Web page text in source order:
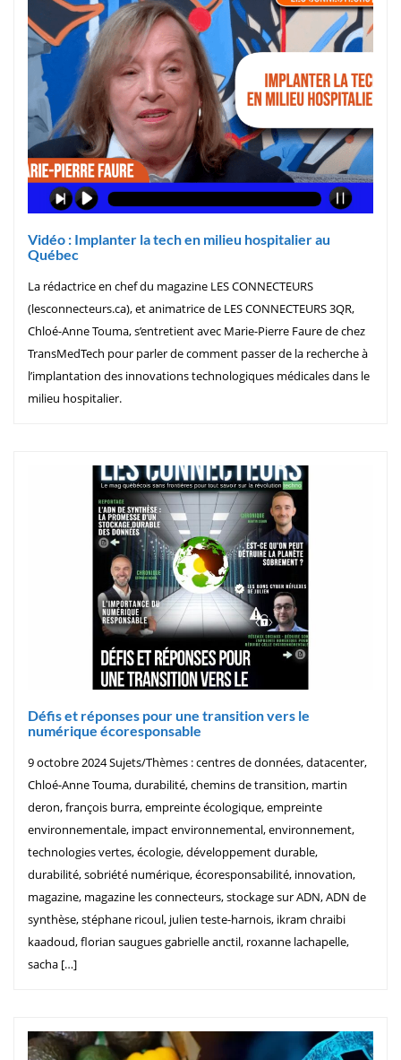
Vidéo : Implanter la tech en milieu hospitalier au
Québec
La rédactrice en chef du magazine LES CONNECTEURS
(lesconnecteurs.ca), et animatrice de LES CONNECTEURS 3QR,
Chloé-Anne Touma, s’entretient avec Marie-Pierre Faure de chez
TransMedTech pour parler de comment passer de la recherche à
l’implantation des innovations technologiques médicales dans le
milieu hospitalier.
Défis et réponses pour une transition vers le
numérique écoresponsable
9 octobre 2024 Sujets/Thèmes : centres de données, datacenter,
Chloé-Anne Touma, durabilité, chemins de transition, martin
deron, françois burra, empreinte écologique, empreinte
environnementale, impact environnemental, environnement,
technologies vertes, écologie, développement durable,
durabilité, sobriété numérique, écoresponsabilité, innovation,
magazine, magazine les connecteurs, stockage sur ADN, ADN de
synthèse, stéphane ricoul, julien teste-harnois, ikram chraibi
kaadoud, florian saugues gabrielle anctil, roxanne lachapelle,
sacha […]